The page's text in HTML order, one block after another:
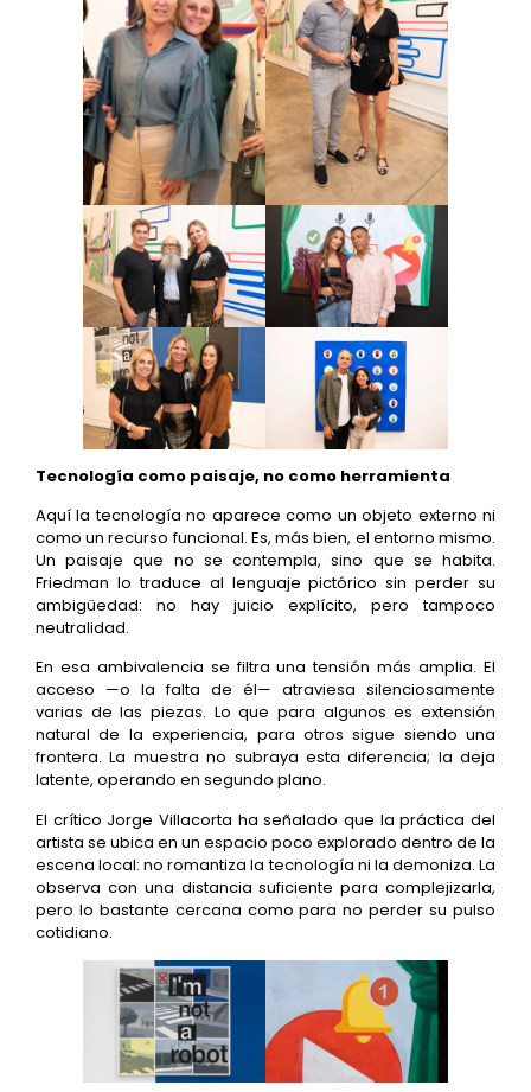
Tecnología como paisaje, no como herramienta
Aquí la tecnología no aparece como un objeto externo ni
como un recurso funcional. Es, más bien, el entorno mismo.
Un paisaje que no se contempla, sino que se habita.
Friedman lo traduce al lenguaje pictórico sin perder su
ambigüedad: no hay juicio explícito, pero tampoco
neutralidad.
En esa ambivalencia se filtra una tensión más amplia. El
acceso —o la falta de él— atraviesa silenciosamente
varias de las piezas. Lo que para algunos es extensión
natural de la experiencia, para otros sigue siendo una
frontera. La muestra no subraya esta diferencia; la deja
latente, operando en segundo plano.
El crítico Jorge Villacorta ha señalado que la práctica del
artista se ubica en un espacio poco explorado dentro de la
escena local: no romantiza la tecnología ni la demoniza. La
observa con una distancia suficiente para complejizarla,
pero lo bastante cercana como para no perder su pulso
cotidiano.